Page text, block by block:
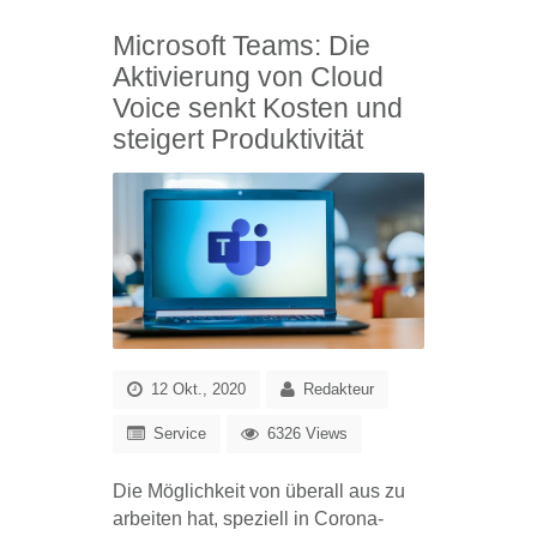
Microsoft Teams: Die
Aktivierung von Cloud
Voice senkt Kosten und
steigert Produktivität
12 Okt., 2020 Redakteur
Service 6326 Views
Die Möglichkeit von überall aus zu
arbeiten hat, speziell in Corona-